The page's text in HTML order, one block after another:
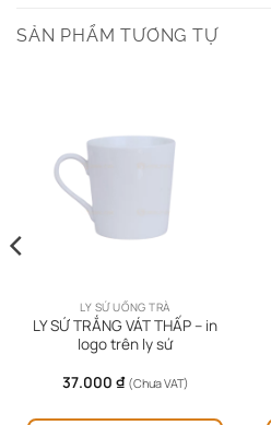
SẢN PHẨM TƯƠNG TỰ
LY SỨ UỐNG TRÀ
LY SỨ TRẮNG VÁT THẤP – in
logo trên ly sứ
37.000 ₫ (Chưa VAT)